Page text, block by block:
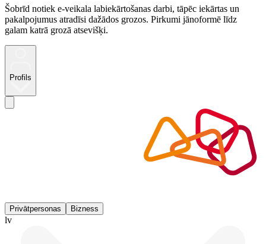
Šobrīd notiek e-veikala labiekārtošanas darbi, tāpēc iekārtas un
pakalpojumus atradīsi dažādos grozos. Pirkumi jānoformē līdz
galam katrā grozā atsevišķi.
Profils
Privātpersonas Bizness
lv